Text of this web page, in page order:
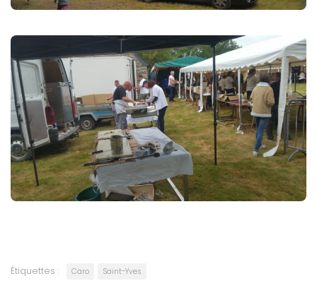
Étiquettes : Caro Saint-Yves